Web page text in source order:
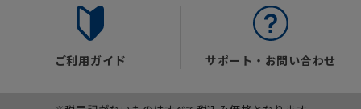
ご利用ガイド サポート・お問い合わせ